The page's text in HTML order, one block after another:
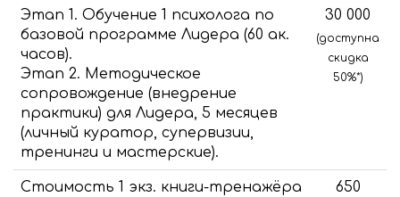
Этап 1. Обучение 1 психолога по
базовой программе Лидера (60 ак.
часов).
Этап 2. Методическое
сопровождение (внедрение
практики) для Лидера, 5 месяцев
(личный куратор, супервизии,
тренинги и мастерские).
30 000
(доступна
скидка
50%*)
Стоимость 1 экз. книги-тренажёра
650